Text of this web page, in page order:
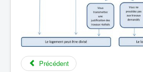
Précédent